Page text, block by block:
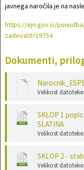
javnega naročila je na
https://ejn.gov.si/
zadevaId=19754
Dokumenti,
Velikost
SKLOP 1
SLATINA
Velikost
SKLOP 2 -
Velikost